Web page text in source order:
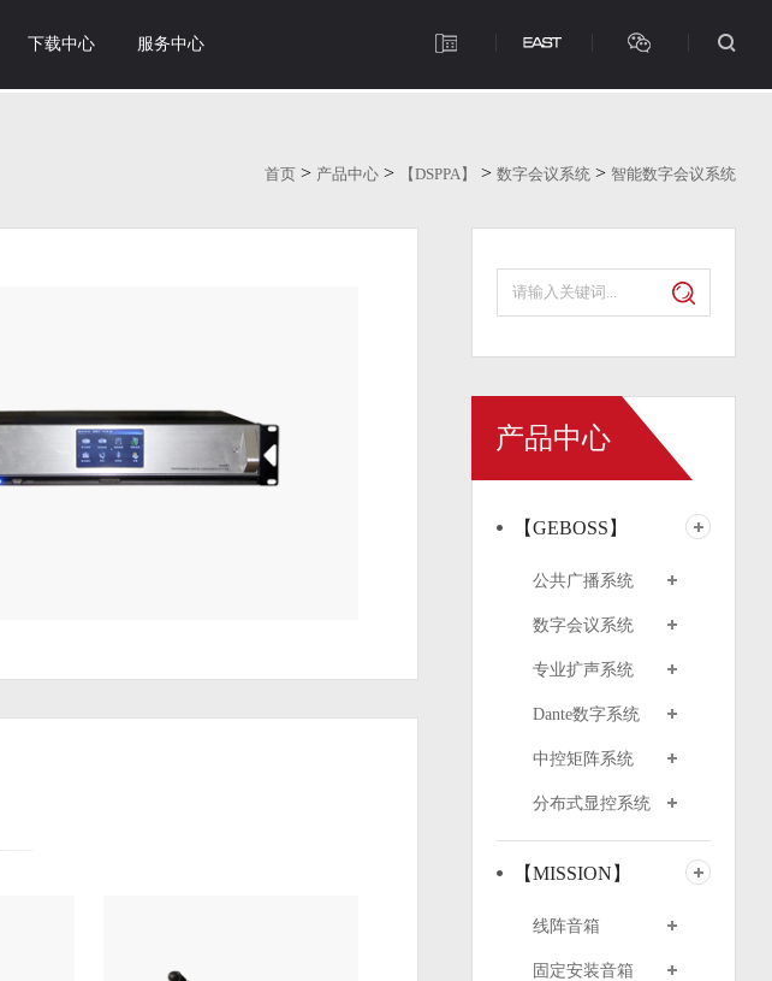
下载中心 服务中心
首页 > 产品中心 > 【DSPPA】 > 数字会议系统 > 智能数字会议系统
产品中心
【GEBOSS】
公共广播系统
数字会议系统
专业扩声系统
Dante数字系统
中控矩阵系统
分布式显控系统
【MISSION】
线阵音箱
固定安装音箱